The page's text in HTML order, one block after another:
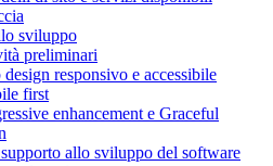
sviluppo
preliminari
responsivo e accessibile
first
enhancement e Graceful
allo sviluppo del software